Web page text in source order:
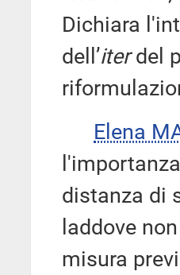
Dichiara
dell’iterdel
Elena
distanza di
laddove
misura